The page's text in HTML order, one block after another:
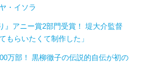
・イソラ
』アニー賞2部門受賞！ 堤大介監督
もらいたくて制作した」
万部！ 黒柳徹子の伝説的自伝が初の